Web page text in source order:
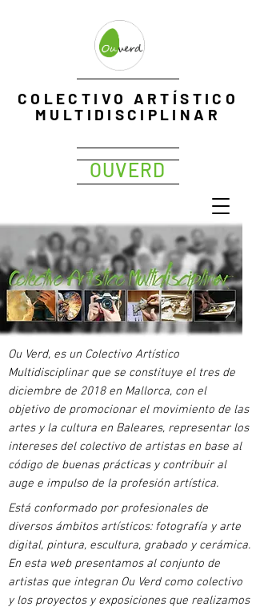
OUVERD
EXPOPHOTO
Me
COLECTIVO ARTÍSTICO
MULTIDISCIPLINAR
Ou Verd, es un Colectivo Artístico
Multidisciplinar que se constituye el tres de
diciembre de 2018 en Mallorca, con el
objetivo de promocionar el movimiento de las
artes y la cultura en Baleares, representar los
intereses del colectivo de artistas en base al
código de buenas prácticas y contribuir al
auge e impulso de la profesión artística.
Está conformado por profesionales de
diversos ámbitos artísticos: fotografía y arte
digital, pintura, escultura, grabado y cerámica.
En esta web presentamos al conjunto de
artistas que integran Ou Verd como colectivo
y los proyectos y exposiciones que realizamos